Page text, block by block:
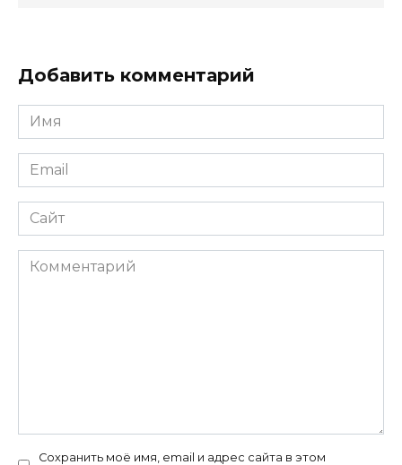
Добавить комментарий
Имя
*
Email
*
Сайт
Комментарий
Сохранить моё имя, email и адрес сайта в этом